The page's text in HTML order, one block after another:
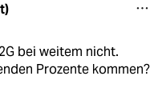
bei weitem nicht.
Prozente kommen?